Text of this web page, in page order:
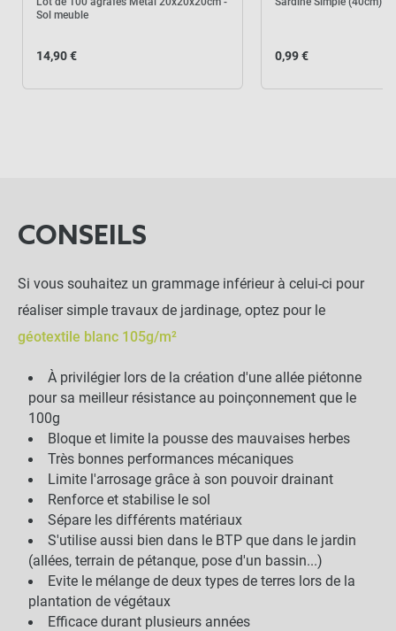
Sol meuble
14,90 € 0,99 €
CONSEILS
Si vous souhaitez un grammage inférieur à celui-ci pour
réaliser simple travaux de jardinage, optez pour le
géotextile blanc 105g/m²
À privilégier lors de la création d'une allée piétonne
pour sa meilleur résistance au poinçonnement que le
100g
Bloque et limite la pousse des mauvaises herbes
Très bonnes performances mécaniques
Limite l'arrosage grâce à son pouvoir drainant
Renforce et stabilise le sol
Sépare les différents matériaux
S'utilise aussi bien dans le BTP que dans le jardin
(allées, terrain de pétanque, pose d'un bassin...)
Evite le mélange de deux types de terres lors de la
plantation de végétaux
Efficace durant plusieurs années